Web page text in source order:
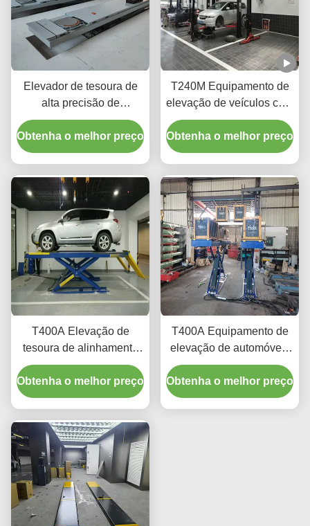
Elevador de tesoura de
alta precisão de
alinhamento de rodas
T400D 4000kg
Capacidade para oficinas
Obtenha o melhor preço
T240M Equipamento de
elevação de veículos com
dois postes de pórtico e
tecnologia avançada de
elevação
Obtenha o melhor preço
T400A Elevação de
tesoura de alinhamento
durável 4000 kg com
elevação suave
Obtenha o melhor preço
T400A Equipamento de
elevação de automóveis
de perfil ultra baixo para
alinhamento e
manutenção
Obtenha o melhor preço